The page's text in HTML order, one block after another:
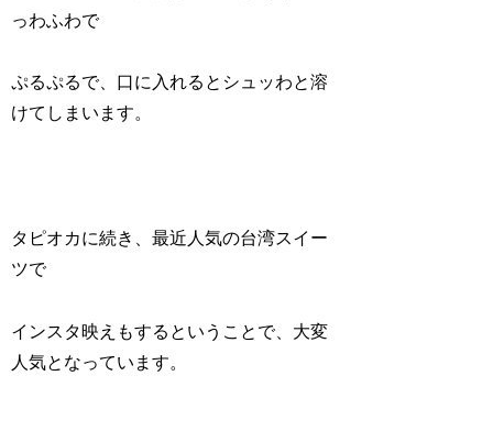
っわふわで
ぷるぷるで、口に入れるとシュッわと溶
けてしまいます。
タピオカに続き、最近人気の台湾スイー
ツで
インスタ映えもするということで、大変
人気となっています。